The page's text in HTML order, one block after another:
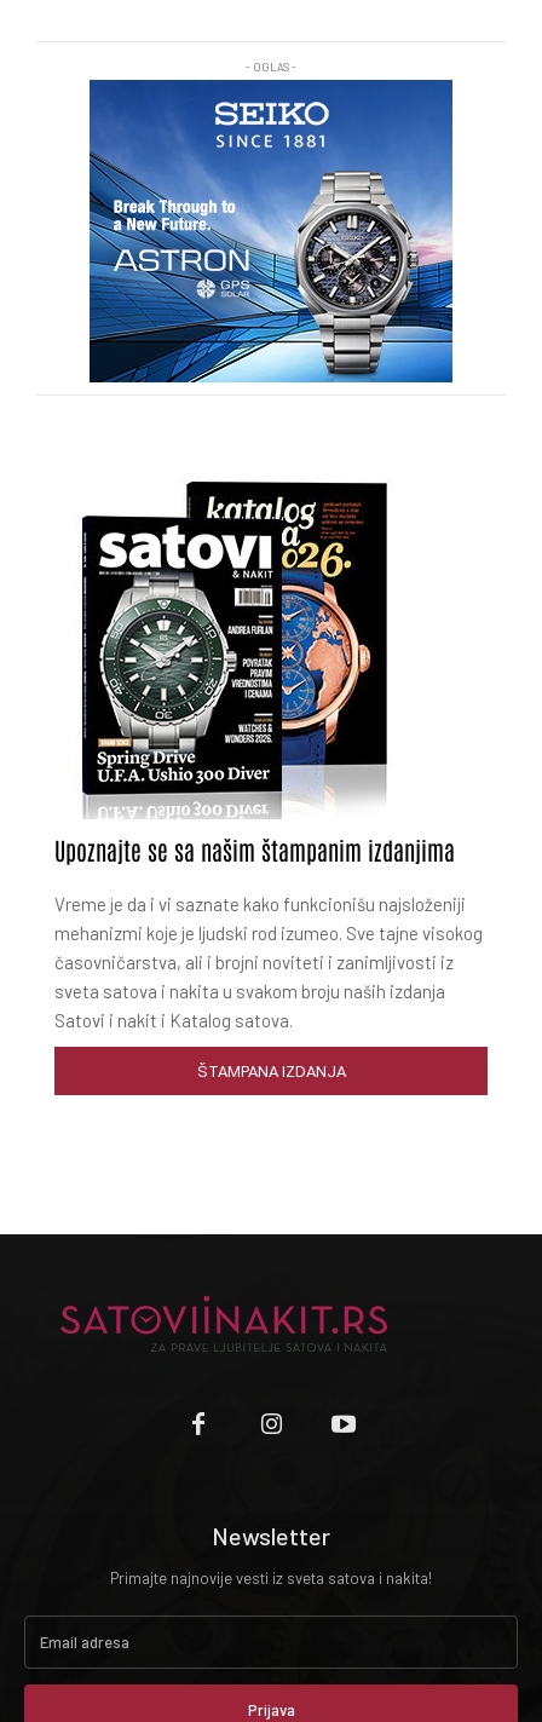
- OGLAS -
Upoznajte se sa našim štampanim izdanjima
Vreme je da i vi saznate kako funkcionišu najsloženiji
mehanizmi koje je ljudski rod izumeo. Sve tajne visokog
časovničarstva, ali i brojni noviteti i zanimljivosti iz
sveta satova i nakita u svakom broju naših izdanja
Satovi i nakit i Katalog satova.
ŠTAMPANA IZDANJA
Newsletter
Primajte najnovije vesti iz sveta satova i nakita!
Prijava